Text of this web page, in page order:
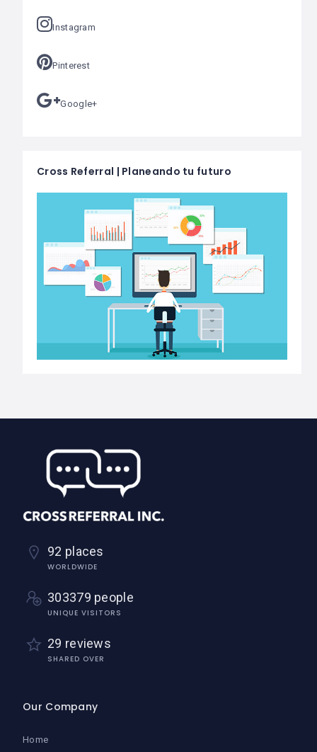
Instagram
Pinterest
Google+
Cross Referral | Planeando tu futuro
92 places
WORLDWIDE
303379 people
UNIQUE VISITORS
29 reviews
SHARED OVER
Our Company
Home